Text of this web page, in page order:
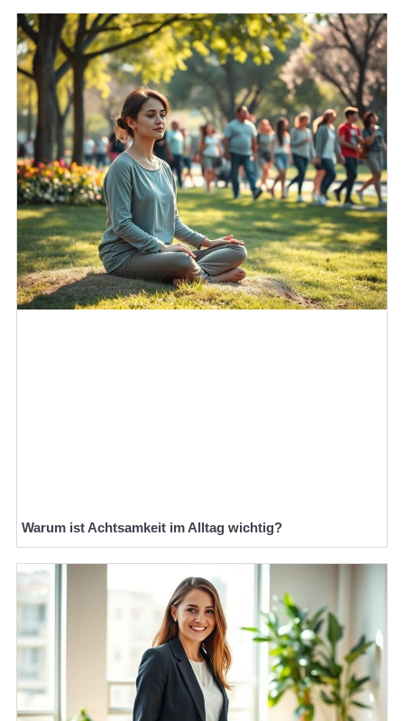
Warum ist Achtsamkeit im Alltag wichtig?